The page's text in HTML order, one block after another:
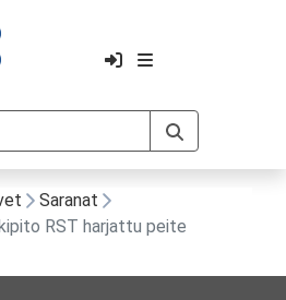
Saranat
RST harjattu peite